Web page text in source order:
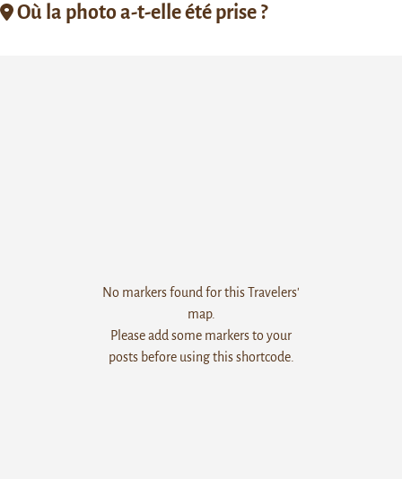
Où la photo a-t-elle été prise ?
No markers found for this Travelers'
map.
Please add some markers to your
posts before using this shortcode.